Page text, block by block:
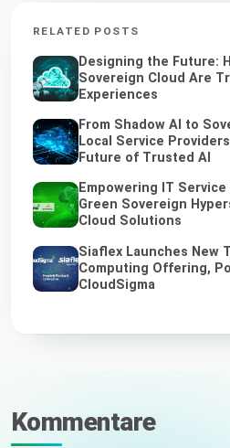
RELATED POSTS
Designing the Future:
Sovereign Cloud Are
Experiences
From Shadow AI to
Local Service
Future of Trusted AI
Empowering IT
Green Sovereign
Cloud Solutions
Siaflex Launches New
Computing Offering,
CloudSigma
Kommentare